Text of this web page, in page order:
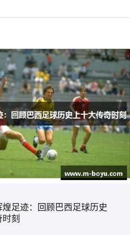
足迹：回顾巴西足球历史
刻